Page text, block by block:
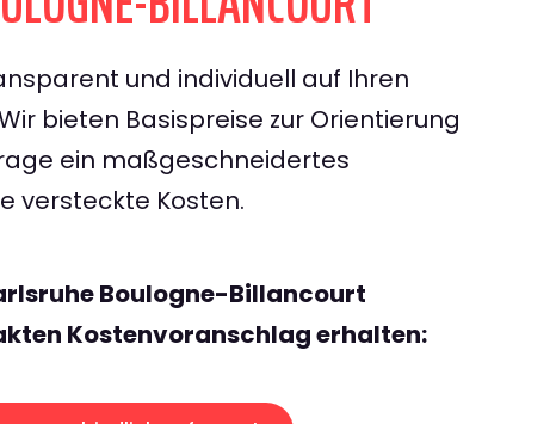
und individuell auf Ihren
bieten Basispreise zur Orientierung
ein maßgeschneidertes
versteckte Kosten.
Boulogne-Billancourt
Kostenvoranschlag erhalten: